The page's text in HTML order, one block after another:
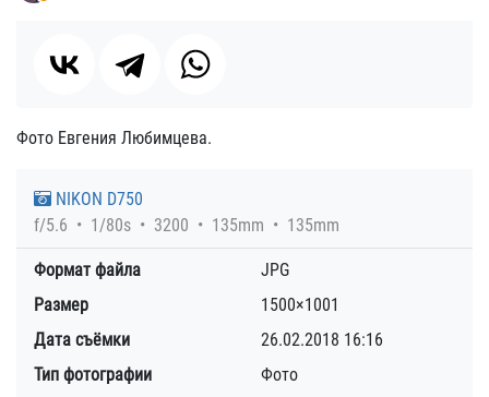
Фото Евгения Любимцева.
NIKON D750
f/5.6
1/80s 3200 135mm 135mm
Формат файла
JPG
Размер
1500×1001
Дата съёмки
26.02.2018 16:16
Тип фотографии
Фото